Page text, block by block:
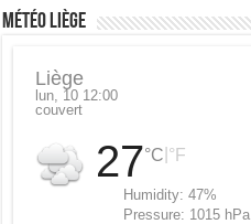
Météo Liège
Liège
lun, 10 12:00
couvert
27°C °F
Humidity:47%
Pressure: 1015 hPa